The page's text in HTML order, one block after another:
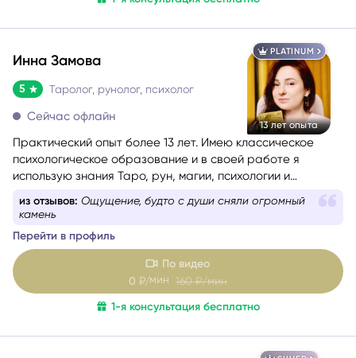
вас с полуслова):
PLATINUM
13 лет опыта
5
Практический опыт более 13 лет. Имею классическое
психологическое образование и в своей работе я
психотехник из НЛП.
из отзывов:
Перейти в профиль
По видео
0 ₽/мин160 ₽/мин